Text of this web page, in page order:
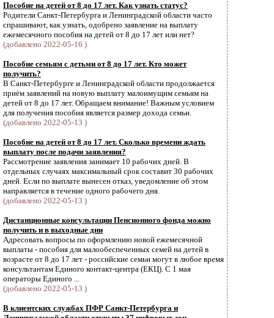
Пособие на детей от 8 до 17 лет. Как узнать статус?
Родители Санкт-Петербурга и Ленинградской области часто
спрашивают, как узнать, одобрено заявление на выплату
ежемесячного пособия на детей от 8 до 17 лет или нет?
(добавлено 2022-05-16 )
Пособие семьям с детьми от 8 до 17 лет. Кто может
получить?
В Санкт-Петербурге и Ленинградской области продолжается
приём заявлений на новую выплату малоимущим семьям на
детей от 8 до 17 лет. Обращаем внимание! Важным условием
для получения пособия является размер дохода семьи.
(добавлено 2022-05-13 )
Пособие на детей от 8 до 17 лет. Сколько времени ждать
выплату после подачи заявления?
Рассмотрение заявления занимает 10 рабочих дней. В
отдельных случаях максимальный срок составит 30 рабочих
дней. Если по выплате вынесен отказ, уведомление об этом
направляется в течение одного рабочего дня.
(добавлено 2022-05-13 )
Дистанционные консультации Пенсионного фонда можно
получить и в выходные дни
Адресовать вопросы по оформлению новой ежемесячной
выплаты - пособия для малообеспеченных семей на детей в
возрасте от 8 до 17 лет - российские семьи могут в любое время
консультантам Единого контакт-центра (ЕКЦ). С 1 мая
операторы Единого ...
(добавлено 2022-05-13 )
В клиентских службах ПФР Санкт-Петербурга и